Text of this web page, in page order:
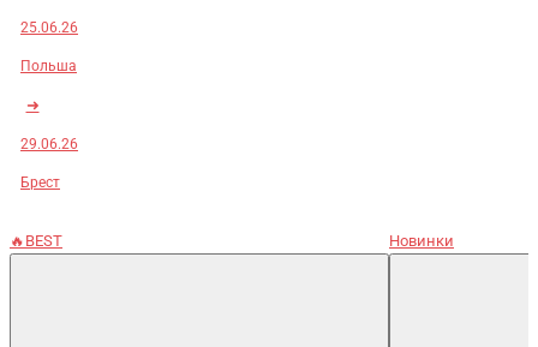
25.06.26
Польша
➜
29.06.26
Брест
🔥BEST Новинки